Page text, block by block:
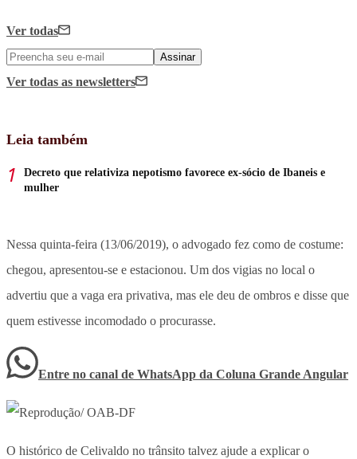
Ver todas
Assinar
Ver todas as newsletters
Leia também
Decreto que relativiza nepotismo favorece ex-sócio de Ibaneis e
mulher
Nessa quinta-feira (13/06/2019), o advogado fez como de costume:
chegou, apresentou-se e estacionou. Um dos vigias no local o
advertiu que a vaga era privativa, mas ele deu de ombros e disse que
quem estivesse incomodado o procurasse.
Entre no canal de WhatsApp da Coluna Grande Angular
O histórico de Celivaldo no trânsito talvez ajude a explicar o